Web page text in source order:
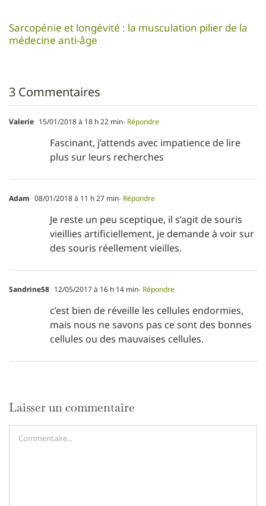
Sarcopénie et longévité : la musculation pilier de la
médecine anti-âge
3 Commentaires
Valerie 15/01/2018 à 18 h 22 min- Répondre
Fascinant, j’attends avec impatience de lire
plus sur leurs recherches
Adam 08/01/2018 à 11 h 27 min- Répondre
Je reste un peu sceptique, il s’agit de souris
vieillies artificiellement, je demande à voir sur
des souris réellement vieilles.
Sandrine58 12/05/2017 à 16 h 14 min- Répondre
c’est bien de réveille les cellules endormies,
mais nous ne savons pas ce sont des bonnes
cellules ou des mauvaises cellules.
Laisser un commentaire